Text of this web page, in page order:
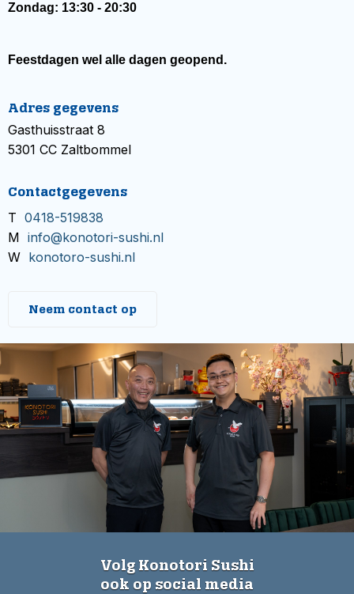
Zondag: 13:30 - 20:30
Feestdagen wel alle dagen geopend.
Adres gegevens
Gasthuisstraat 8
5301 CC Zaltbommel
Contactgegevens
T 0418-519838
M info@konotori-sushi.nl
W konotoro-sushi.nl
Neem contact op
Volg Konotori Sushi
ook op social media